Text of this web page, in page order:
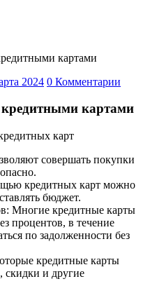
картами
2024 0 Комментарии
кредитными картами
карт
совершать покупки
кредитных карт можно
бюджет.
Многие кредитные карты
процентов, в течение
по задолженности без
кредитные карты
скидки и другие